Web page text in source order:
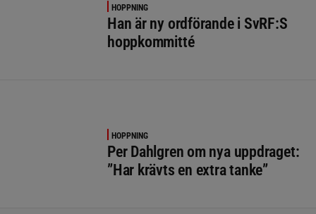
HOPPNING
Han är ny ordförande i SvRF:S
hoppkommitté
HOPPNING
Per Dahlgren om nya uppdraget:
”Har krävts en extra tanke”